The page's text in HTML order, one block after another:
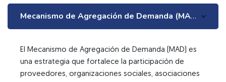
Mecanismo de Agregación de Demanda (MAD)
El Mecanismo de Agregación de Demanda (MAD) es
una estrategia que fortalece la participación de
proveedores, organizaciones sociales, asociaciones